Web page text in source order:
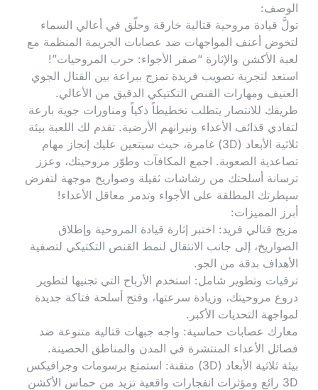
الوصف:
تولَّ قيادة مروحية قتالية خارقة وحلّق في أعالي السماء
لتخوض أعنف المواجهات ضد عصابات الجريمة المنظمة مع
لعبة الأكشن والإثارة “صقر الأجواء: حرب المروحيات”!
استعد لتجربة تصويب فريدة تمزج ببراعة بين القتال الجوي
العنيف ومهارات القنص التكتيكي الدقيق من الأعالي.
طريقك للانتصار يتطلب تخطيطاً ذكياً ومناورات جوية بارعة
لتفادي قذائف الأعداء ونيرانهم الأرضية. تقدم لك اللعبة بيئة
ثلاثية الأبعاد (3D) غامرة، حيث سيتعين عليك إنجاز مهام
تصاعدية الصعوبة. اجمع المكافآت وطوّر مروحيتك، وعزز
ترسانة أسلحتك من رشاشات ثقيلة وصواريخ موجهة لتفرض
سيطرتك المطلقة على الأجواء وتدمر معاقل الأعداء!
أبرز المميزات:
مزيج قتالي فريد: اختبر إثارة قيادة المروحية وإطلاق
الصواريخ، إلى جانب الانتقال لنمط القنص التكتيكي لتصفية
الأهداف بدقة من الجو.
ترقيات وتطوير شامل: استخدم الأرباح التي تجنيها لتطوير
دروع مروحيتك، وزيادة سرعتها، وفتح أسلحة فتاكة جديدة
لمواجهة التحديات الأكبر.
معارك عصابات حماسية: واجه جبهات قتالية متنوعة ضد
فصائل الأعداء المنتشرة في المدن والمناطق الحصينة.
بيئة ثلاثية الأبعاد (3D) متقنة: استمتع برسومات وجرافيكس
3D رائع ومؤثرات انفجارات واقعية تزيد من حماس الأكشن